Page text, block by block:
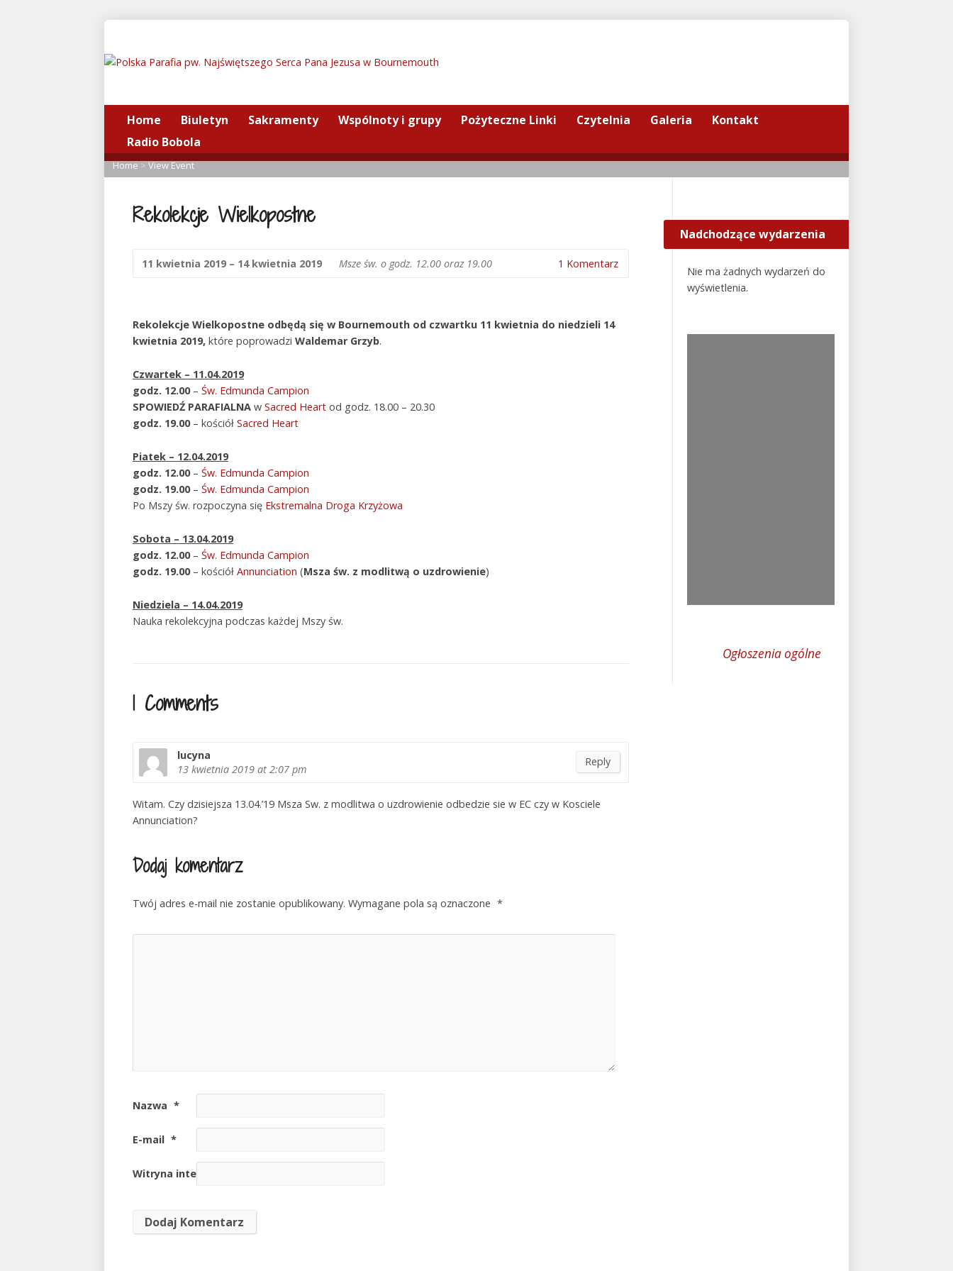
Home Biuletyn Sakramenty Wspólnoty i grupy Pożyteczne Linki Czytelnia Galeria
Kontakt
Radio Bobola
Home>View Event
Rekolekcje Wielkopostne
11 kwietnia 2019 – 14 kwietnia 2019 Msze św. o godz. 12.00 oraz 19.00 1 Komentarz
Rekolekcje Wielkopostne odbędą się w Bournemouth od czwartku 11 kwietnia do niedzieli 14
kwietnia 2019, które poprowadzi Waldemar Grzyb.
Czwartek – 11.04.2019
godz. 12.00– Św. Edmunda Campion
SPOWIEDŹ PARAFIALNA w Sacred Heart od godz. 18.00 – 20.30
godz. 19.00– kościół Sacred Heart
Piatek – 12.04.2019
godz. 12.00– Św. Edmunda Campion
godz. 19.00– Św. Edmunda Campion
Po Mszy św. rozpoczyna się Ekstremalna Droga Krzyżowa
Sobota – 13.04.2019
godz. 12.00– Św. Edmunda Campion
godz. 19.00– kościół Annunciation (Msza św. z modlitwą o uzdrowienie)
Niedziela – 14.04.2019
Nauka rekolekcyjna podczas każdej Mszy św.
1 Comments
Reply
lucyna
13 kwietnia 2019 at 2:07 pm
Witam. Czy dzisiejsza 13.04.’19 Msza Sw. z modlitwa o uzdrowienie odbedzie sie w EC czy w Kosciele
Annunciation?
Dodaj komentarz
Twój adres e-mail nie zostanie opublikowany. Wymagane pola są oznaczone *
Nazwa *
E-mail *
Witryna internetowa
Nadchodzące wydarzenia
Nie ma żadnych wydarzeń do
wyświetlenia.
Ogłoszenia ogólne